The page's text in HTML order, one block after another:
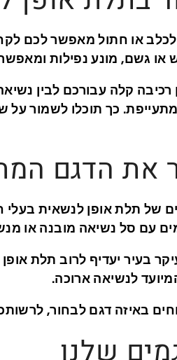
או חתול מאפשר לכם
או גשם, מונע נפילות
קלה עבורכם לבין
כך תוכלו לשמור על
את הדגם
של תלת אופן לנשאית בעלי
עם סל נשיאה מובנה או
בעיר יעדיף לרוב תלת
לנשיאה ארוכה.
באיזה דגם לבחור,
שלנו